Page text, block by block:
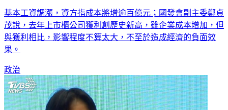
基本工資調漲，資方指成本將增逾百億元；國發會副主委鄭貞
茂說，去年上市櫃公司獲利創歷史新高，雖企業成本增加，但
與獲利相比，影響程度不算太大，不至於造成經濟的負面效
果。
政治